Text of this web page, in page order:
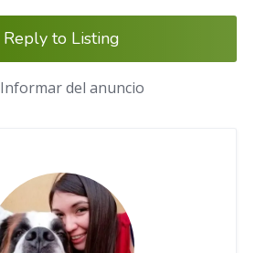
Reply to Listing
Informar del anuncio